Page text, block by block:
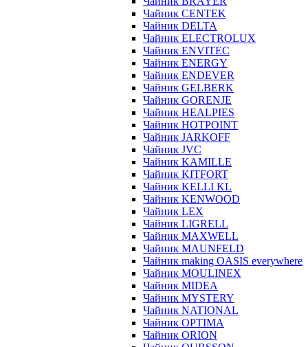
Чайник CENTEK
Чайник DELTA
Чайник ELECTROLUX
Чайник ENVITEC
Чайник ENERGY
Чайник ENDEVER
Чайник GELBERK
Чайник GORENJE
Чайник HEALPIES
Чайник HOTPOINT
Чайник JARKOFF
Чайник JVC
Чайник KAMILLE
Чайник KITFORT
Чайник KELLI KL
Чайник KENWOOD
Чайник LEX
Чайник LIGRELL
Чайник MAXWELL
Чайник MAUNFELD
Чайник making OASIS everywhere
Чайник MOULINEX
Чайник MIDEA
Чайник MYSTERY
Чайник NATIONAL
Чайник OPTIMA
Чайник ORION